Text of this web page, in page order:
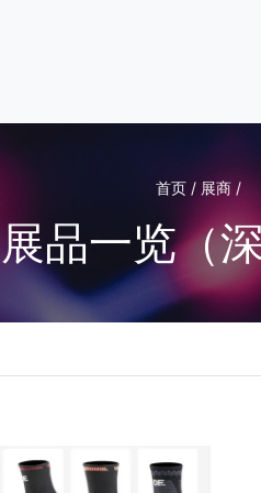
首页 / 展商 /
展品一览（深